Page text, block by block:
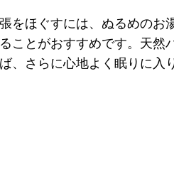
をほぐすには、ぬるめのお
ことがおすすめです。天然
、さらに心地よく眠りに入